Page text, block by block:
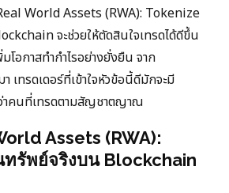
World Assets (RWA): Tokenize
จะช่วยให้ตัดสินใจเทรดได้ดีขึ้น
โอกาสทำกำไรอย่างยั่งยืน จาก
เทรดเดอร์ที่เข้าใจหัวข้อนี้ดีมักจะมี
คนที่เทรดตามสัญชาตญาณ
Assets (RWA):
ทรัพย์จริงบน Blockchain